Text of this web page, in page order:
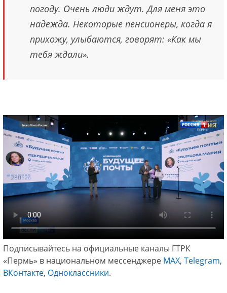
погоду. Очень люди ждут. Для меня это
надежда. Некоторые пенсионеры, когда я
прихожу, улыбаются, говорят: «Как мы
тебя ждали».
Подписывайтесь на официальные каналы ГТРК
«Пермь» в национальном мессенджере МАХ, Telegram,
ВКонтакте, Одноклассники.